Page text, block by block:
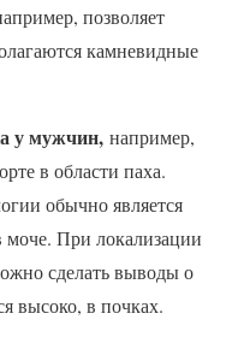
позволяет
камневидные
у мужчин, например,
в области паха.
обычно является
При локализации
сделать выводы о
высоко, в почках.